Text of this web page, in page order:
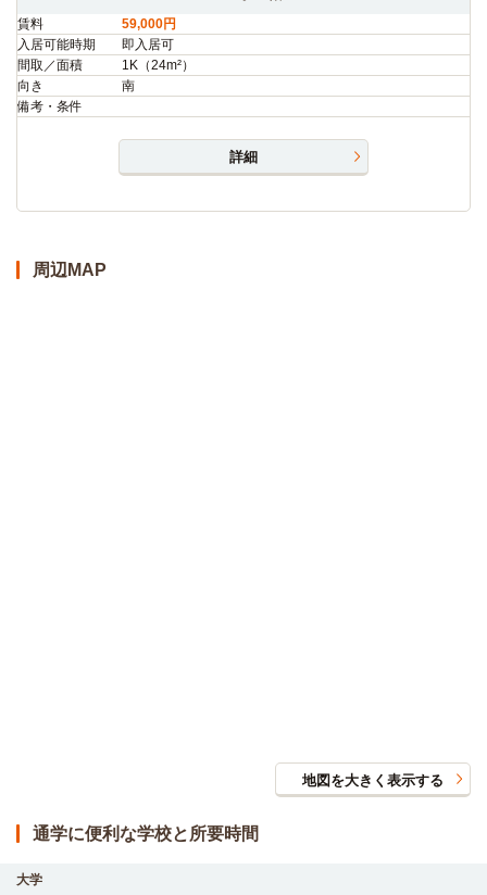
賃料
59,000円
入居可能時期
即入居可
間取／面積
1K（24m²）
向き
南
備考・条件
詳細
周辺MAP
地図を大きく表示する
通学に便利な学校と所要時間
大学